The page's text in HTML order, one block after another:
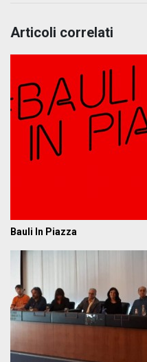
Articoli correlati
Bauli In Piazza